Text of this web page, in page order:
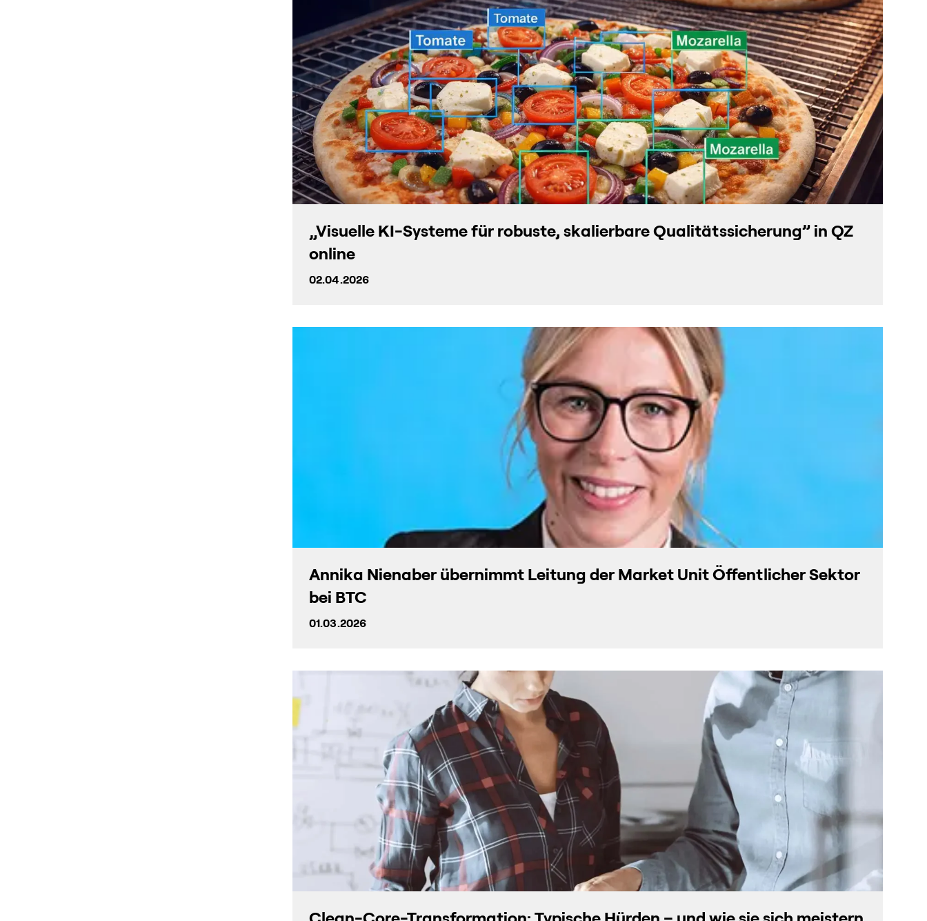
„Visuelle KI-Systeme für robuste, skalierbare Qualitätssicherung” in QZ
online
02.04.2026
Annika Nienaber übernimmt Leitung der Market Unit Öffentlicher Sektor
bei BTC
01.03.2026